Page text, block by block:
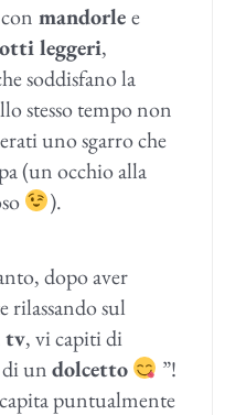
con mandorlee
leggeri,
soddisfano la
stesso tempo non
uno sgarro che
(un occhio alla
).
dopo aver
rilassando sul
tv, vi capiti di
di undolcetto
”!
puntualmente